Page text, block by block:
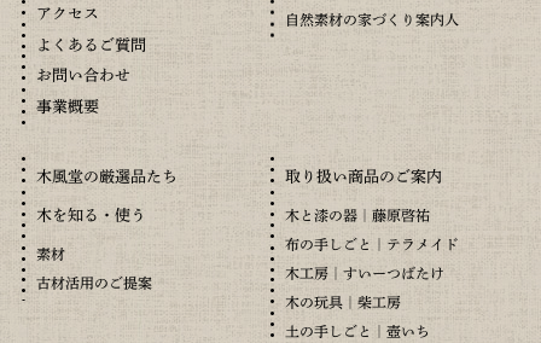
アクセス
よくあるご質問
お問い合わせ
事業概要
自然素材の家づくり案内人
木風堂の厳選品たち
木を知る・使う
素材
古材活用のご提案
取り扱い商品のご案内
木と漆の器｜藤原啓祐
布の手しごと｜テラメイド
木工房｜すいーつばたけ
木の玩具｜柴工房
土の手しごと｜壺いち